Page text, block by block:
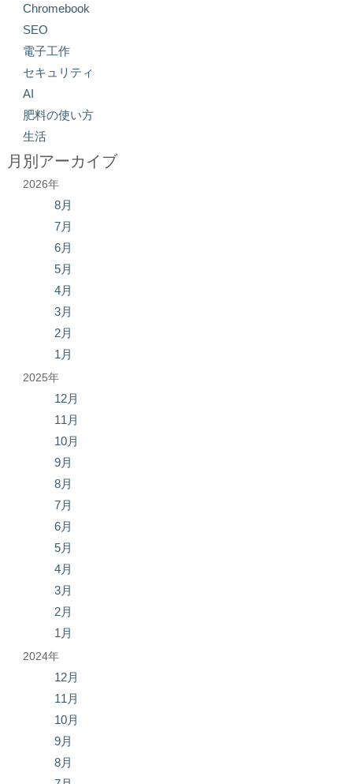
Chromebook
SEO
電子工作
セキュリティ
AI
肥料の使い方
生活
月別アーカイブ
2026年
8月
7月
6月
5月
4月
3月
2月
1月
2025年
12月
11月
10月
9月
8月
7月
6月
5月
4月
3月
2月
1月
2024年
12月
11月
10月
9月
8月